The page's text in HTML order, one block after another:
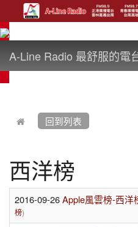
A-Line Radio 最舒服的電
回到列表
西洋榜
2016-09-26Apple風雲榜-西洋
榜)